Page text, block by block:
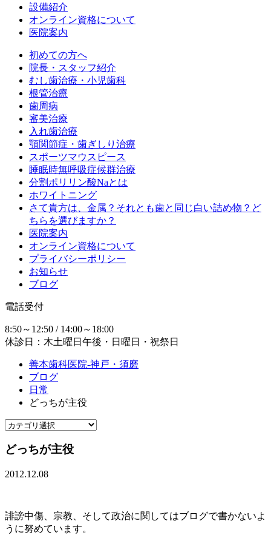
設備紹介
オンライン資格について
医院案内
初めての方へ
院長・スタッフ紹介
むし歯治療・小児歯科
根管治療
歯周病
審美治療
入れ歯治療
顎関節症・歯ぎしり治療
スポーツマウスピース
睡眠時無呼吸症候群治療
分割ポリリン酸Naとは
ホワイトニング
さて貴方は、金属？それとも歯と同じ白い詰め物？ど
ちらを選びますか？
医院案内
オンライン資格について
プライバシーポリシー
お知らせ
ブログ
電話受付
8:50～12:50 / 14:00～18:00
休診日：木土曜日午後・日曜日・祝祭日
善本歯科医院-神戸・須磨
ブログ
日常
どっちが主役
どっちが主役
2012.12.08
誹謗中傷、宗教、そして政治に関してはブログで書かないよ
うに努めています。